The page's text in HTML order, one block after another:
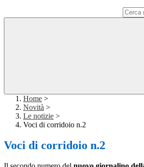
Home >
Novità >
Le notizie >
Voci di corridoio n.2
Voci di corridoio n.2